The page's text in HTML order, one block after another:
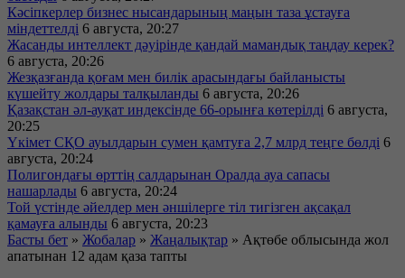
Кәсіпкерлер бизнес нысандарының маңын таза ұстауға
міндеттелді 6 августа, 20:27
Жасанды интеллект дәуірінде қандай мамандық таңдау керек?
6 августа, 20:26
Жезқазғанда қоғам мен билік арасындағы байланысты
күшейту жолдары талқыланды 6 августа, 20:26
Қазақстан әл-ауқат индексінде 66-орынға көтерілді 6 августа,
20:25
Үкімет СҚО ауылдарын сумен қамтуға 2,7 млрд теңге бөлді 6
августа, 20:24
Полигондағы өрттің салдарынан Оралда ауа сапасы
нашарлады 6 августа, 20:24
Той үстінде әйелдер мен әншілерге тіл тигізген ақсақал
қамауға алынды 6 августа, 20:23
Басты бет » Жобалар » Жаңалықтар » Ақтөбе облысында жол
апатынан 12 адам қаза тапты